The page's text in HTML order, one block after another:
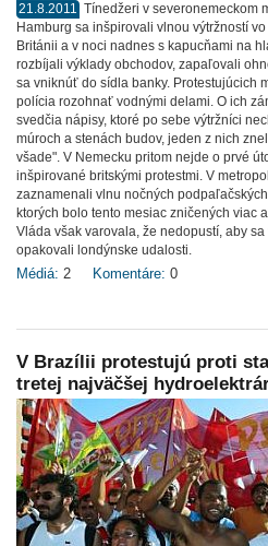
21.8.2011 Tínedžeri v severonemeckom
Hamburg sa inšpirovali vlnou výtržností
Británii a v noci nadnes s kapucňami na
rozbíjali výklady obchodov, zapaľovali
sa vniknúť do sídla banky. Protestujúcich
polícia rozohnať vodnými delami. O ich
svedčia nápisy, ktoré po sebe výtržníci
múroch a stenách budov, jeden z nich
všade". V Nemecku pritom nejde o prvé
inšpirované britskými protestmi. V
zaznamenali vlnu nočných
ktorých bolo tento mesiac zničených viac
Vláda však varovala, že nedopustí, aby sa
opakovali londýnske udalosti.
Médiá: 2 Komentáre: 0
V Brazílii protestujú proti
tretej najväčšej